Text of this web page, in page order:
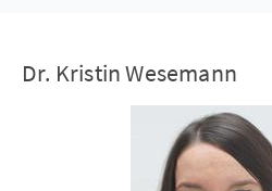
Dr. Kristin Wesemann